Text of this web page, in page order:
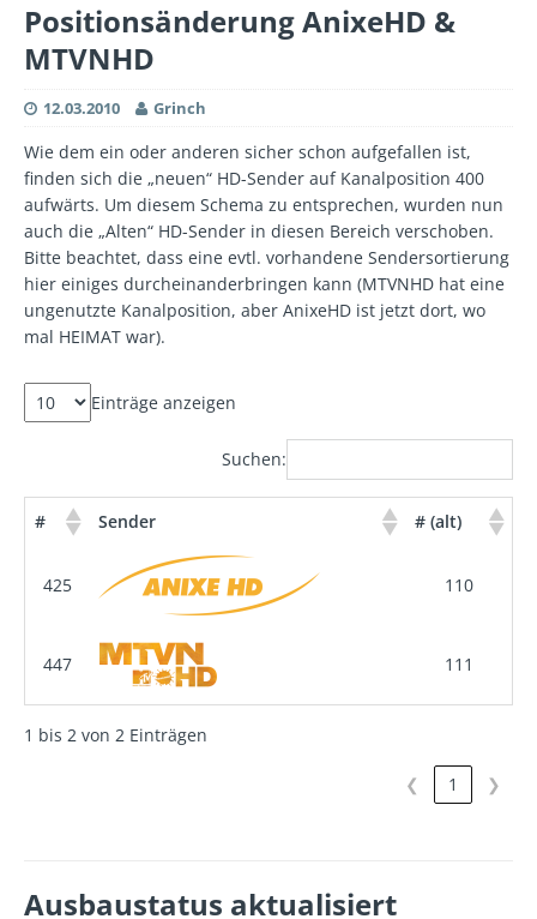
Positionsänderung AnixeHD &
MTVNHD
12.03.2010 Grinch
Wie dem ein oder anderen sicher schon aufgefallen ist,
finden sich die „neuen“ HD-Sender auf Kanalposition 400
aufwärts. Um diesem Schema zu entsprechen, wurden nun
auch die „Alten“ HD-Sender in diesen Bereich verschoben.
Bitte beachtet, dass eine evtl. vorhandene Sendersortierung
hier einiges durcheinanderbringen kann (MTVNHD hat eine
ungenutzte Kanalposition, aber AnixeHD ist jetzt dort, wo
mal HEIMAT war).
Einträge anzeigen
Suchen:
# Sender # (alt)
425 110
447 111
1 bis 2 von 2 Einträgen
❮ 1 ❯
Ausbaustatus aktualisiert